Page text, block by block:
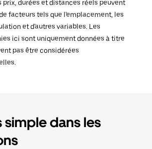
prix, durées et distances réels peuvent
facteurs tels que l'emplacement, les
et d'autres variables. Les
ici sont uniquement données à titre
pas être considérées
simple dans les